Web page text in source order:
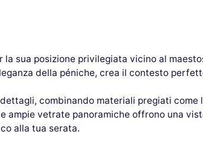
sua posizione privilegiata vicino al
della péniche, crea il contesto
combinando materiali pregiati come
ampie vetrate panoramiche offrono una
alla tua serata.